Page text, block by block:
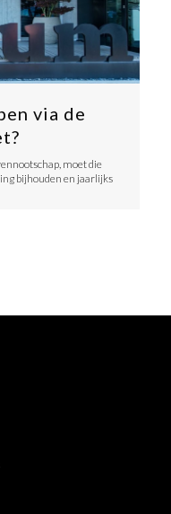
via de
moet die
bijhouden en jaarlijks